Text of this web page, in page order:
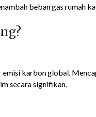
beban gas rumah
emisi karbon global.
secara signifikan.